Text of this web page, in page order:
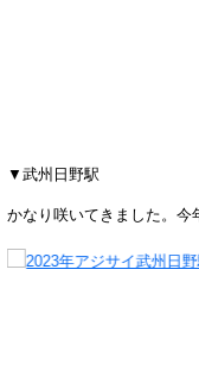
▼武州日野駅
かなり咲いてきました。今